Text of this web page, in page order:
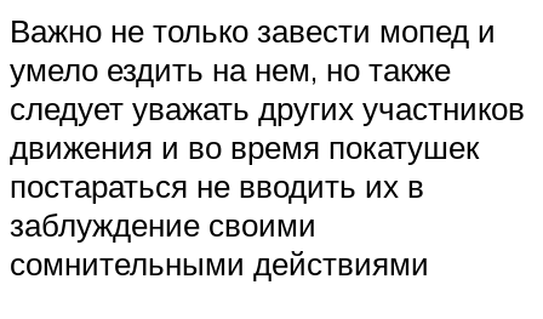
Важно не только завести мопед и
умело ездить на нем, но также
следует уважать других участников
движения и во время покатушек
постараться не вводить их в
заблуждение своими
сомнительными действиями